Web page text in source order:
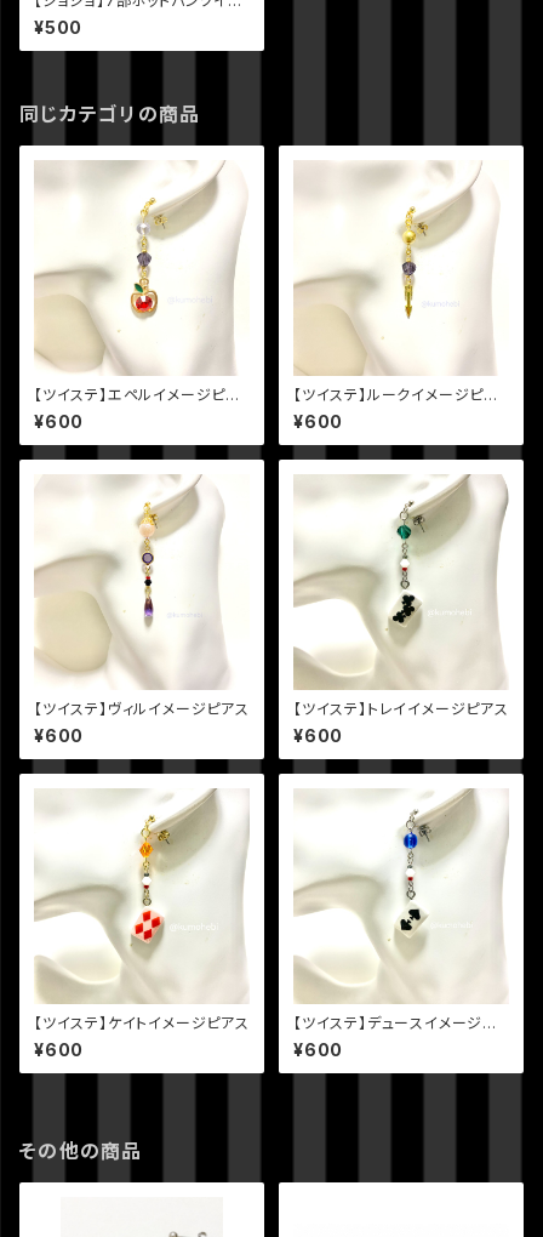
ージピアス
¥500
同じカテゴリの商品
【ツイステ】エペルイメージピア
ス
¥600
【ツイステ】ルークイメージピア
ス
¥600
【ツイステ】ヴィルイメージピアス
¥600
【ツイステ】トレイイメージピアス
¥600
【ツイステ】ケイトイメージピアス
¥600
【ツイステ】デュースイメージピ
アス
¥600
その他の商品